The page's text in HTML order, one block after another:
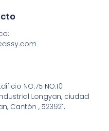
NO.75 NO.10
Longyan, ciudad
Cantón , 523921,